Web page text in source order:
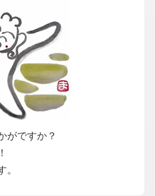
がですか？
。